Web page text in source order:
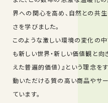
界への関心を高め、自然との共
さを学びました。
このような激しい環境の変化の中
も新しい世界・新しい価値観と向
えた普遍的価値）』という理念
動いただける質の高い商品やサ
ています。